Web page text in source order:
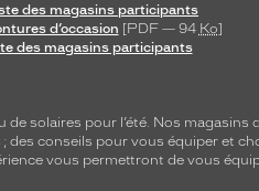
des magasins participants
d’occasion [PDF — 94 Ko]
des magasins participants
de solaires pour l’été. Nos
des conseils pour vous équiper et
vous permettront de vous